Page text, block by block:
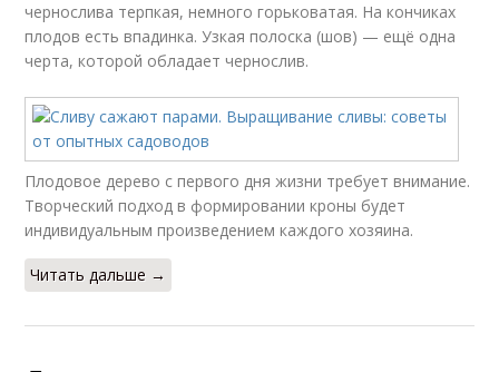
чернослива терпкая, немного горьковатая. На кончиках
плодов есть впадинка. Узкая полоска (шов) — ещё одна
черта, которой обладает чернослив.
Плодовое дерево с первого дня жизни требует внимание.
Творческий подход в формировании кроны будет
индивидуальным произведением каждого хозяина.
Читать дальше →